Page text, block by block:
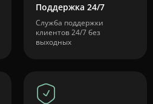
Поддержка 24/7
Служба поддержки
клиентов 24/7 без
выходных